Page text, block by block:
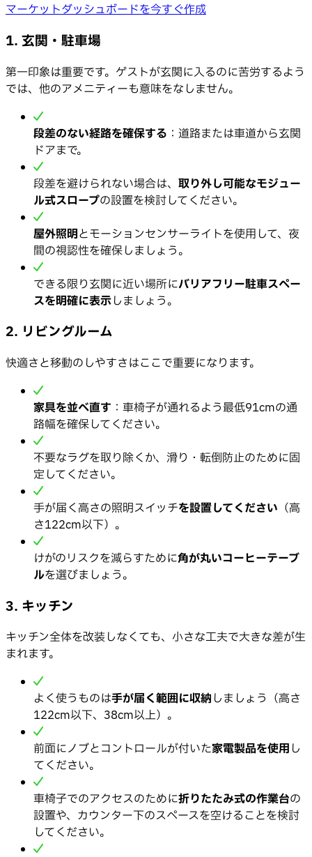
マーケットダッシュボードを今すぐ作成
1. 玄関・駐車場
第一印象は重要です。ゲストが玄関に入るのに苦労するよう
では、他のアメニティーも意味をなしません。
段差のない経路を確保する ：道路または車道から玄関
ドアまで。
段差を避けられない場合は、 取り外し可能なモジュー
ル式スロープの設置を検討してください。
屋外照明とモーションセンサーライトを使用して、夜
間の視認性を確保しましょう。
できる限り玄関に近い場所にバリアフリー駐車スペー
スを明確に表示しましょう。
2. リビングルーム
快適さと移動のしやすさはここで重要になります。
家具を並べ直す ：車椅子が通れるよう最低91cmの通
路幅を確保してください。
不要なラグを取り除くか、滑り・転倒防止のために固
定してください。
手が届く高さの照明スイッチを設置してください （高
さ122cm以下）。
けがのリスクを減らすために角が丸いコーヒーテーブ
ルを選びましょう。
3. キッチン
キッチン全体を改装しなくても、小さな工夫で大きな差が生
まれます。
よく使うものは手が届く範囲に収納 しましょう（高さ
122cm以下、38cm以上）。
前面にノブとコントロールが付いた家電製品を使用 し
てください。
車椅子でのアクセスのために折りたたみ式の作業台の
設置や、カウンター下のスペースを空けることを検討
してください。